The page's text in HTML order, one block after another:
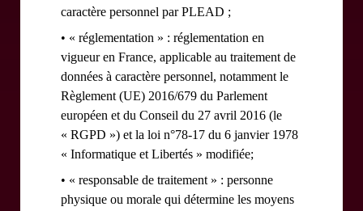
caractère personnel par PLEAD ;
• « réglementation » : réglementation en
vigueur en France, applicable au traitement de
données à caractère personnel, notamment le
Règlement (UE) 2016/679 du Parlement
européen et du Conseil du 27 avril 2016 (le
« RGPD ») et la loi n°78-17 du 6 janvier 1978
« Informatique et Libertés » modifiée;
• « responsable de traitement » : personne
physique ou morale qui détermine les moyens